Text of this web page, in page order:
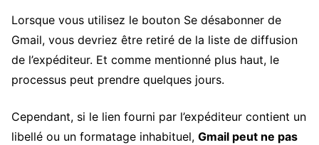
Lorsque vous utilisez le bouton Se désabonner de
Gmail, vous devriez être retiré de la liste de diffusion
de l’expéditeur. Et comme mentionné plus haut, le
processus peut prendre quelques jours.
Cependant, si le lien fourni par l’expéditeur contient un
libellé ou un formatage inhabituel, Gmail peut ne pas